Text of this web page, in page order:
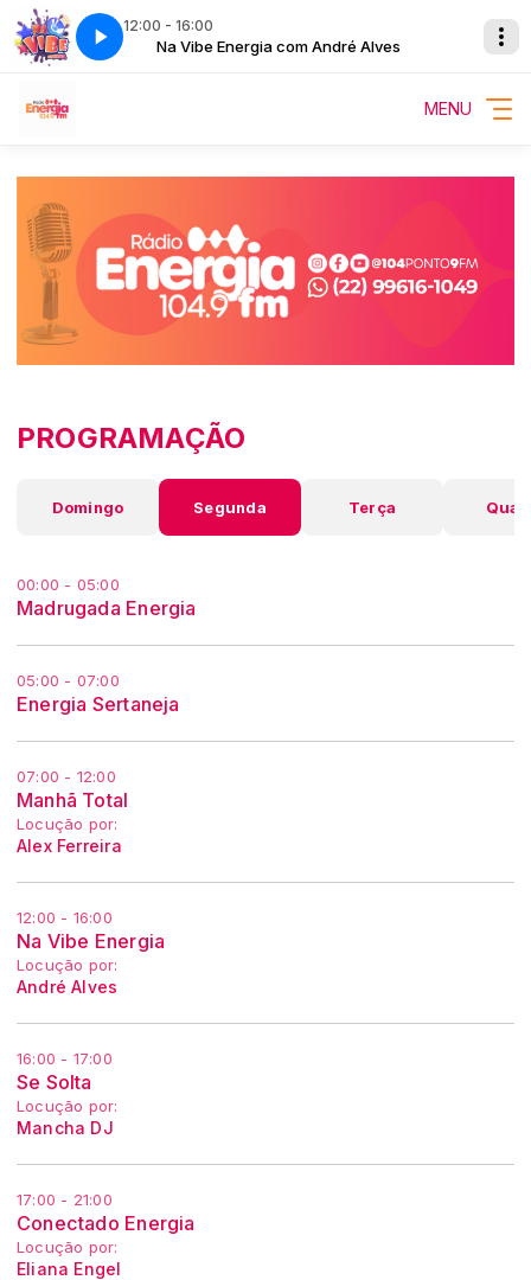
12:00 - 16:00
Alves Na Vibe Energia com André Alves
MENU
PROGRAMAÇÃO
Domingo Segunda Terça
00:00 - 05:00
Madrugada Energia
05:00 - 07:00
Energia Sertaneja
07:00 - 12:00
Manhã Total
Locução por:
Alex Ferreira
12:00 - 16:00
Na Vibe Energia
Locução por:
André Alves
16:00 - 17:00
Se Solta
Locução por:
Mancha DJ
17:00 - 21:00
Conectado Energia
Locução por:
Eliana Engel